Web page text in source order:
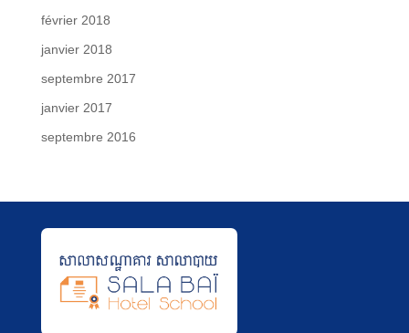
février 2018
janvier 2018
septembre 2017
janvier 2017
septembre 2016